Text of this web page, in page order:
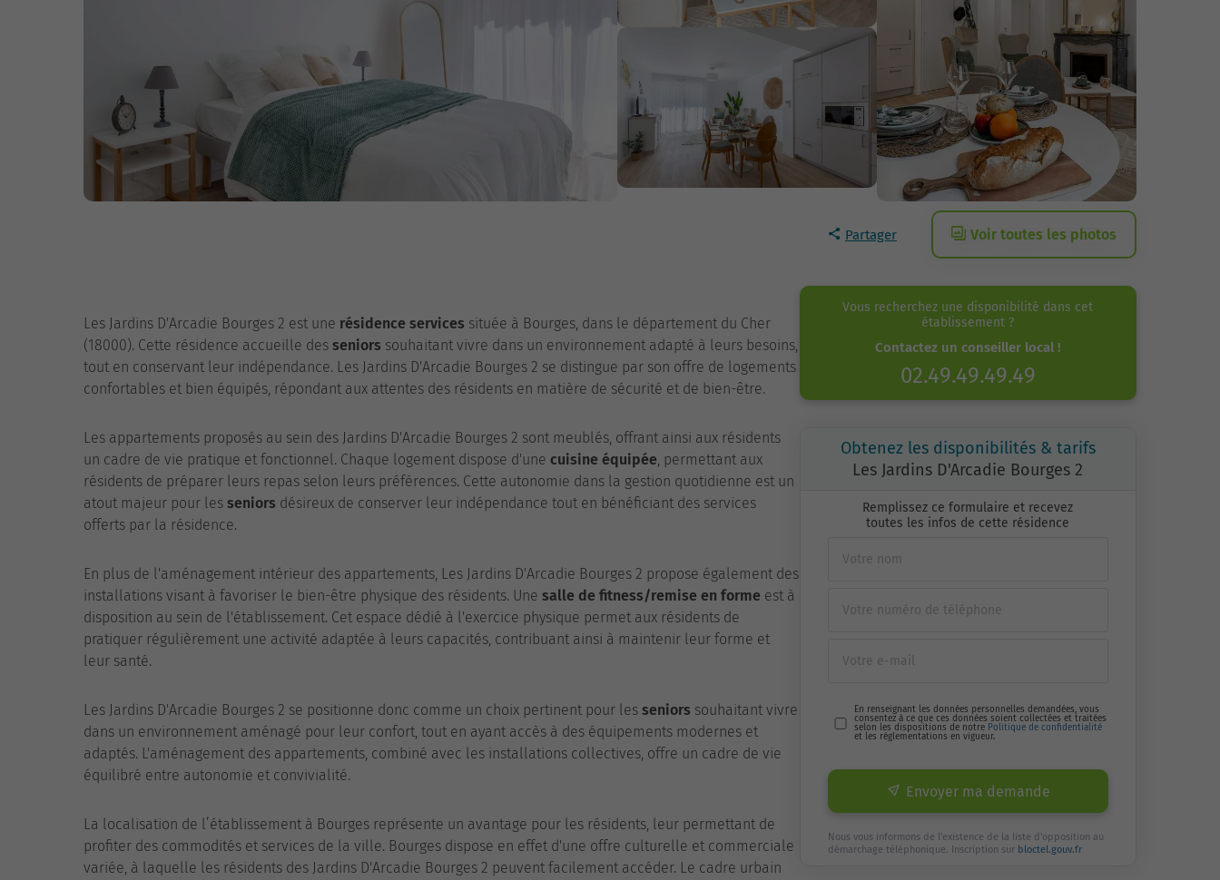
Partager Voir toutes les photos
Les Jardins D'Arcadie Bourges 2 est une résidence services située à Bourges, dans le département du Cher
(18000). Cette résidence accueille des seniors souhaitant vivre dans un environnement adapté à leurs besoins,
tout en conservant leur indépendance. Les Jardins D'Arcadie Bourges 2 se distingue par son offre de logements
confortables et bien équipés, répondant aux attentes des résidents en matière de sécurité et de bien-être.
Les appartements proposés au sein des Jardins D'Arcadie Bourges 2 sont meublés, offrant ainsi aux résidents
un cadre de vie pratique et fonctionnel. Chaque logement dispose d'une cuisine équipée, permettant aux
résidents de préparer leurs repas selon leurs préférences. Cette autonomie dans la gestion quotidienne est un
atout majeur pour les seniors désireux de conserver leur indépendance tout en bénéficiant des services
offerts par la résidence.
En plus de l'aménagement intérieur des appartements, Les Jardins D'Arcadie Bourges 2 propose également des
installations visant à favoriser le bien-être physique des résidents. Une salle de fitness/remise en forme est à
disposition au sein de l'établissement. Cet espace dédié à l'exercice physique permet aux résidents de
pratiquer régulièrement une activité adaptée à leurs capacités, contribuant ainsi à maintenir leur forme et
leur santé.
Les Jardins D'Arcadie Bourges 2 se positionne donc comme un choix pertinent pour les seniors souhaitant vivre
dans un environnement aménagé pour leur confort, tout en ayant accès à des équipements modernes et
adaptés. L'aménagement des appartements, combiné avec les installations collectives, offre un cadre de vie
équilibré entre autonomie et convivialité.
La localisation de l’établissement à Bourges représente un avantage pour les résidents, leur permettant de
profiter des commodités et services de la ville. Bourges dispose en effet d'une offre culturelle et commerciale
variée, à laquelle les résidents des Jardins D'Arcadie Bourges 2 peuvent facilement accéder. Le cadre urbain
Vous recherchez une disponibilité dans cet
établissement ?
Contactez un conseiller local !
02.49.49.49.49
Obtenez les disponibilités & tarifs
Les Jardins D'Arcadie Bourges 2
Remplissez ce formulaire et recevez
toutes les infos de cette résidence
En renseignant les données personnelles demandées, vous
consentez à ce que ces données soient collectées et traitées
selon les dispositions de notre Politique de confidentialité
et les réglementations en vigueur.
Envoyer ma demande
Nous vous informons de l'existence de la liste d'opposition au
démarchage téléphonique. Inscription sur bloctel.gouv.fr